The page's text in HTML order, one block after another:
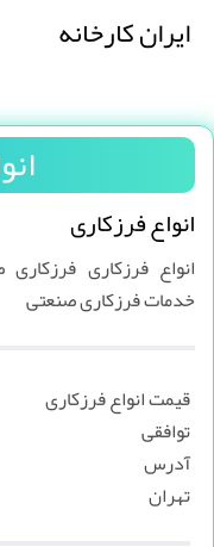
ایران کارخانه
انواع فرزکاری
انواع فرزکاری
خدمات فرزکاری صنعتی
قیمت انواع فرزکاری
توافقی
آدرس
تهران